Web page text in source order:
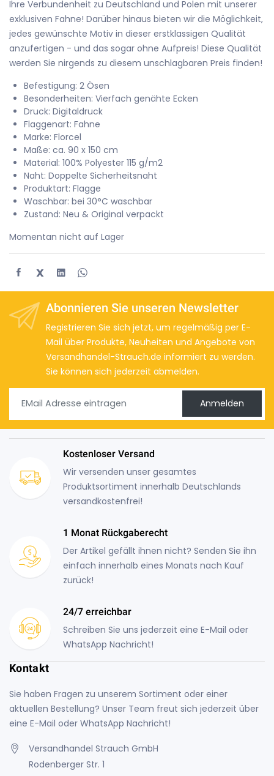
Ihre Verbundenheit zu Deutschland und Polen mit unserer
exklusiven Fahne! Darüber hinaus bieten wir die Möglichkeit,
jedes gewünschte Motiv in dieser erstklassigen Qualität
anzufertigen - und das sogar ohne Aufpreis! Diese Qualität
werden Sie nirgends zu diesem unschlagbaren Preis finden!
Befestigung: 2 Ösen
Besonderheiten: Vierfach genähte Ecken
Druck: Digitaldruck
Flaggenart: Fahne
Marke: Florcel
Maße: ca. 90 x 150 cm
Material: 100% Polyester 115 g/m2
Naht: Doppelte Sicherheitsnaht
Produktart: Flagge
Waschbar: bei 30°C waschbar
Zustand: Neu & Original verpackt
Momentan nicht auf Lager
X
Abonnieren Sie unseren Newsletter
Registrieren Sie sich jetzt, um regelmäßig per E-
Mail über Produkte, Neuheiten und Angebote von
Versandhandel-Strauch.de informiert zu werden.
Sie können sich jederzeit abmelden.
Anmelden
Kostenloser Versand
Wir versenden unser gesamtes
Produktsortiment innerhalb Deutschlands
versandkostenfrei!
1 Monat Rückgaberecht
Der Artikel gefällt ihnen nicht? Senden Sie ihn
einfach innerhalb eines Monats nach Kauf
zurück!
24/7 erreichbar
Schreiben Sie uns jederzeit eine E-Mail oder
WhatsApp Nachricht!
Kontakt
Sie haben Fragen zu unserem Sortiment oder einer
aktuellen Bestellung? Unser Team freut sich jederzeit über
eine E-Mail oder WhatsApp Nachricht!
Versandhandel Strauch GmbH
Rodenberger Str. 1